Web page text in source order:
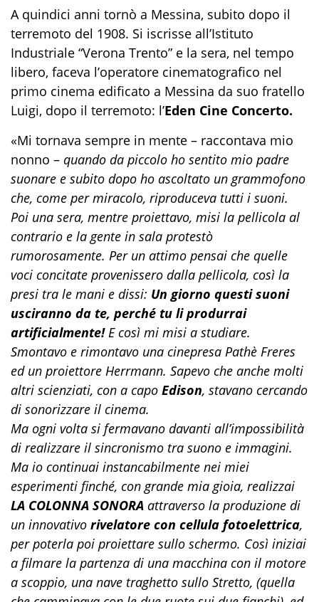
A quindici anni tornò a Messina, subito dopo il
terremoto del 1908. Si iscrisse all’Istituto
Industriale “Verona Trento” e la sera, nel tempo
libero, faceva l’operatore cinematografico nel
primo cinema edificato a Messina da suo fratello
Luigi, dopo il terremoto: l’Eden Cine Concerto.
«Mi tornava sempre in mente – raccontava mio
nonno – quando da piccolo ho sentito mio padre
suonare e subito dopo ho ascoltato un grammofono
che, come per miracolo, riproduceva tutti i suoni.
Poi una sera, mentre proiettavo, misi la pellicola al
contrario e la gente in sala protestò
rumorosamente. Per un attimo pensai che quelle
voci concitate provenissero dalla pellicola, così la
presi tra le mani e dissi: Un giorno questi suoni
usciranno da te, perché tu li produrrai
artificialmente!E così mi misi a studiare.
Smontavo e rimontavo una cinepresa Pathè Freres
ed un proiettore Herrmann. Sapevo che anche molti
altri scienziati, con a capo Edison, stavano cercando
di sonorizzare il cinema.
Ma ogni volta si fermavano davanti all’impossibilità
di realizzare il sincronismo tra suono e immagini.
Ma io continuai instancabilmente nei miei
esperimenti finché, con grande mia gioia, realizzai
LA COLONNA SONORA attraverso la produzione di
un innovativo rivelatore con cellula fotoelettrica,
per poterla poi proiettare sullo schermo. Così iniziai
a filmare la partenza di una macchina con il motore
a scoppio, una nave traghetto sullo Stretto, (quella